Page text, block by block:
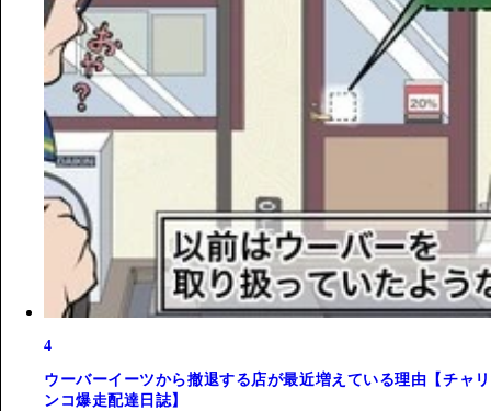
4
ウーバーイーツから撤退する店が最近増えている理由【チャリ
ンコ爆走配達日誌】